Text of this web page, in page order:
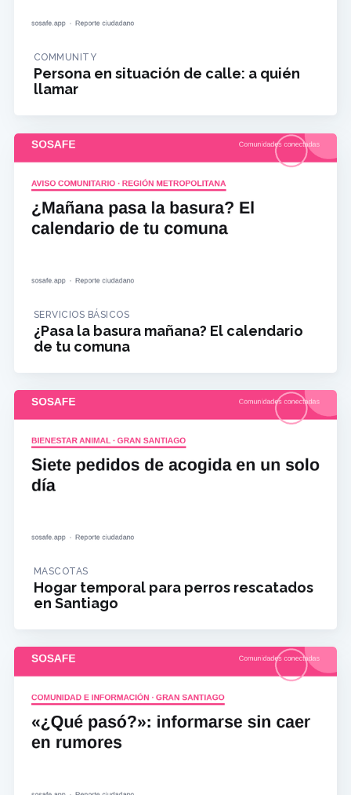
COMMUNITY
Persona en situación de calle: a quién
llamar
SERVICIOS BÁSICOS
¿Pasa la basura mañana? El calendario
de tu comuna
MASCOTAS
Hogar temporal para perros rescatados
en Santiago